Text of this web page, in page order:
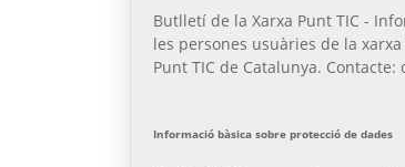
Butlletí de la Xarxa Punt TIC -
les persones usuàries de la
Punt TIC de Catalunya.
Informació bàsica sobre protecció de dades